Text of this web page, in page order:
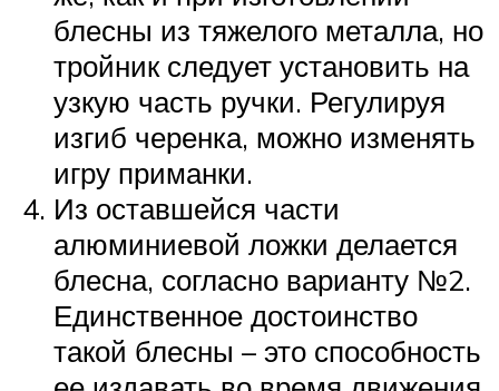
блесны из тяжелого металла, но
тройник следует установить на
узкую часть ручки. Регулируя
изгиб черенка, можно изменять
игру приманки.
Из оставшейся части
алюминиевой ложки делается
блесна, согласно варианту №2.
Единственное достоинство
такой блесны – это способность